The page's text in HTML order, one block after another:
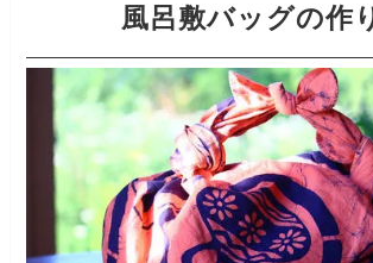
風呂敷バッグの作